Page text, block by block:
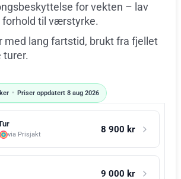
for vekten – lav
forhold til værstyrke.
med lang fartstid, brukt fra fjellet
turer.
• Priser oppdatert 8 aug 2026
via Prisjakt 8 900 kr
9 000 kr